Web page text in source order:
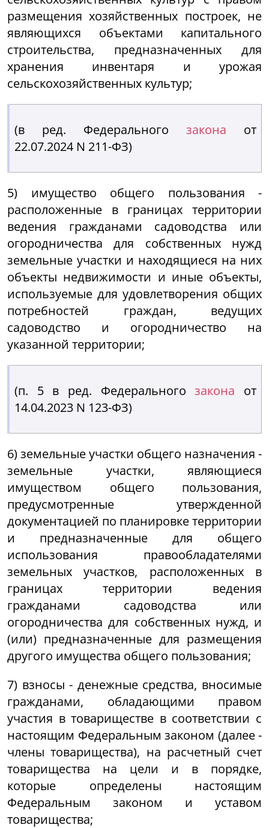
размещения хозяйственных построек, не
являющихся объектами капитального
строительства, предназначенных для
хранения инвентаря и урожая
сельскохозяйственных культур;
(в ред. Федерального закона от
22.07.2024 N 211-ФЗ)
5) имущество общего пользования -
расположенные в границах территории
ведения гражданами садоводства или
огородничества для собственных нужд
земельные участки и находящиеся на них
объекты недвижимости и иные объекты,
используемые для удовлетворения общих
потребностей граждан, ведущих
садоводство и огородничество на
указанной территории;
(п. 5 в ред. Федеральногозакона от
14.04.2023 N 123-ФЗ)
6) земельные участки общего назначения -
земельные участки, являющиеся
имуществом общего пользования,
предусмотренные утвержденной
документацией по планировке территории
и предназначенные для общего
использования правообладателями
земельных участков, расположенных в
границах территории ведения
гражданами садоводства или
огородничества для собственных нужд, и
(или) предназначенные для размещения
другого имущества общего пользования;
7) взносы - денежные средства, вносимые
гражданами, обладающими правом
участия в товариществе в соответствии с
настоящим Федеральным законом (далее -
члены товарищества), на расчетный счет
товарищества на цели и в порядке,
которые определены настоящим
Федеральным законом и уставом
товарищества;